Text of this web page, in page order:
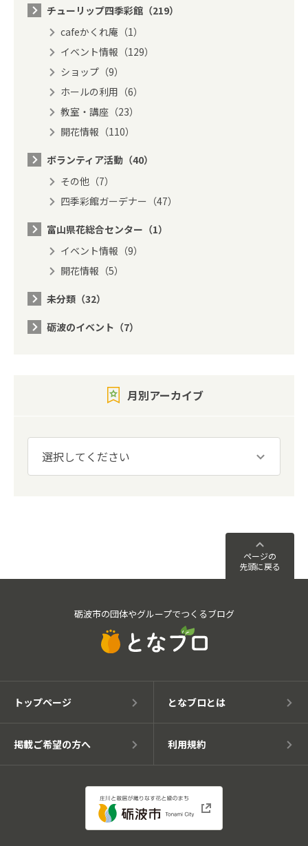
チューリップ四季彩館（219）
cafeかくれ庵（1）
イベント情報（129）
ショップ（9）
ホールの利用（6）
教室・講座（23）
開花情報（110）
ボランティア活動（40）
その他（7）
四季彩館ガーデナー（47）
富山県花総合センター（1）
イベント情報（9）
開花情報（5）
未分類（32）
砺波のイベント（7）
月別アーカイブ
ページの
先頭に戻る
砺波市の団体やグループでつくるブログ
トップページ となブロとは
掲載ご希望の方へ 利用規約